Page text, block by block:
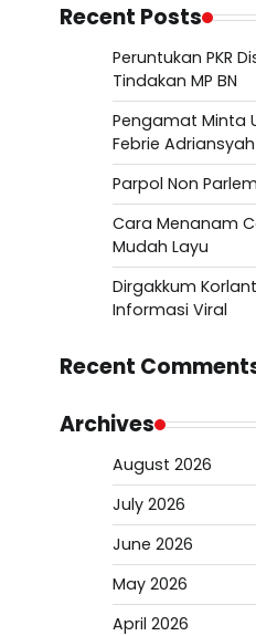
Recent Posts
Peruntukan PKR
Tindakan MP BN
Pengamat Minta
Febrie Adriansyah
Parpol Non
Cara Menanam
Mudah Layu
Dirgakkum
Informasi Viral
Recent
Archives
August 2026
July 2026
June 2026
May 2026
April 2026